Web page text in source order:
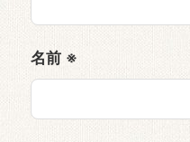
名前 ※